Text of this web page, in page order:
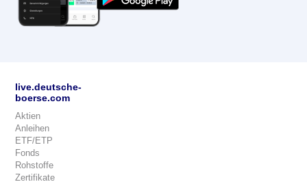
live.deutsche-
boerse.com
Aktien
Anleihen
ETF/ETP
Fonds
Rohstoffe
Zertifikate